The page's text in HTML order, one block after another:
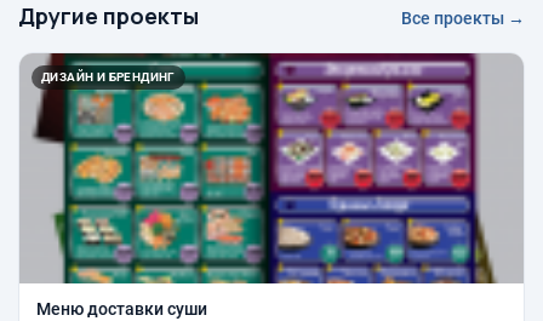
Другие проекты Все проекты →
ДИЗАЙН И БРЕНДИНГ
Меню доставки суши